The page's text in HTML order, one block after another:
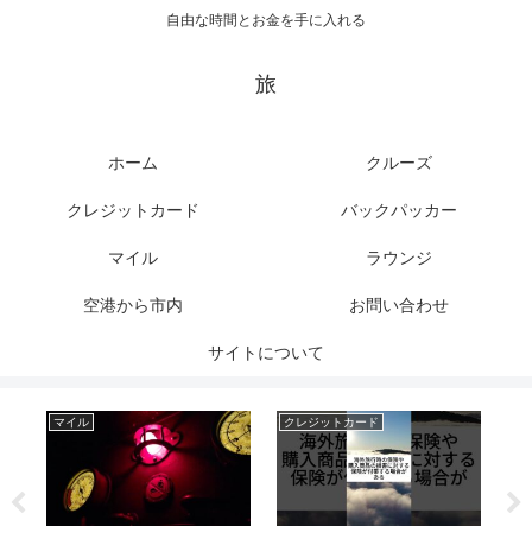
自由な時間とお金を手に入れる
旅
ホーム クルーズ
クレジットカード バックパッカー
マイル ラウンジ
空港から市内 お問い合わせ
サイトについて
マイル クレジットカード